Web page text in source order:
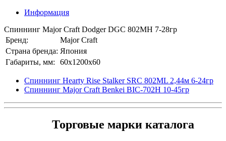
Информация
Спиннинг Major Craft Dodger DGC 802MH 7-28гр
Бренд:
Major Craft
Страна бренда: Япония
Габариты, мм:
60x1200x60
Спиннинг Hearty Rise Stalker SRC 802ML 2,44м 6-24гр
Спиннинг Major Craft Benkei BIC-702H 10-45гр
Торговые марки каталога